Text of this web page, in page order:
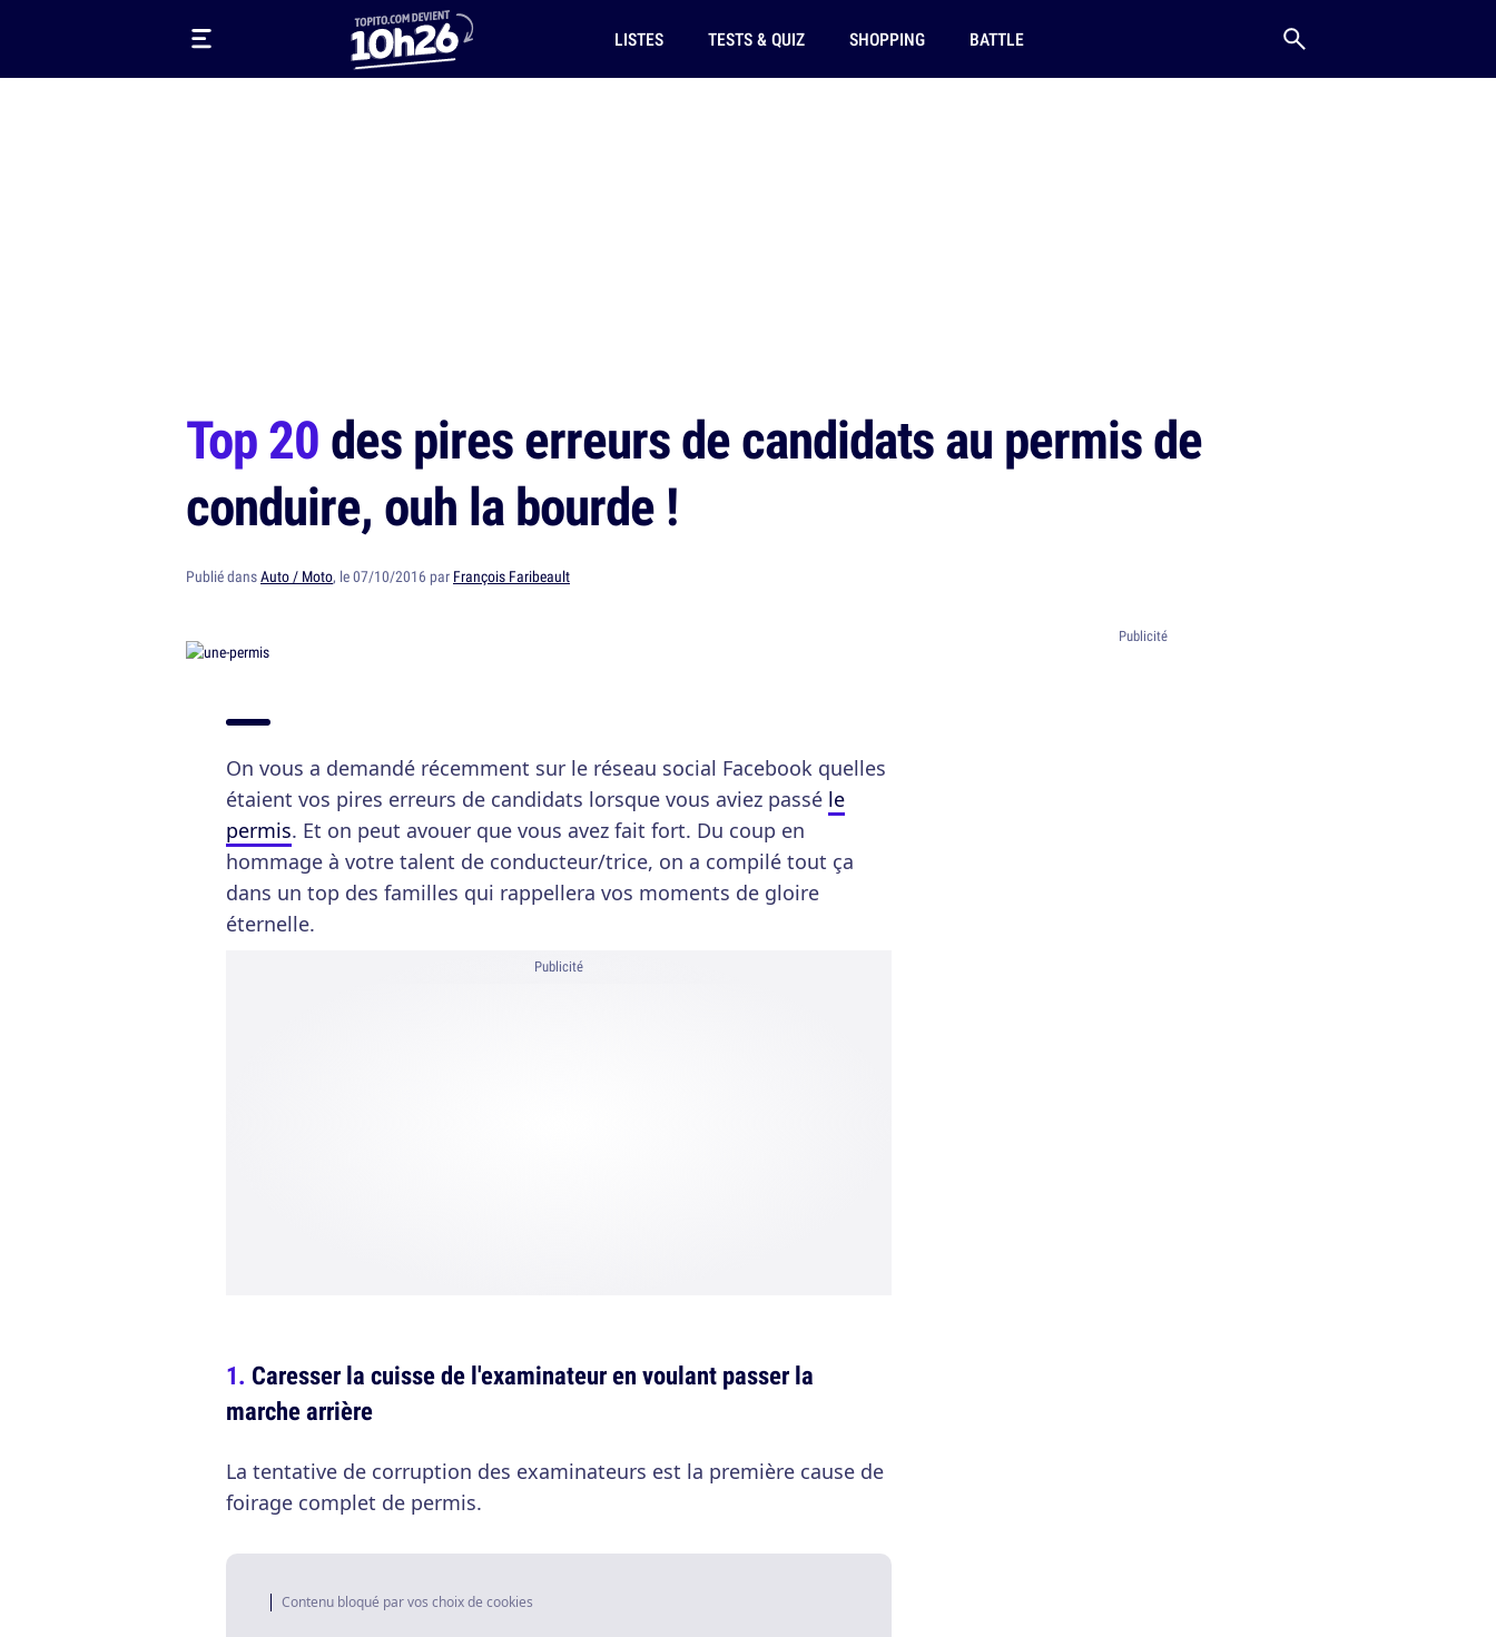
LISTES TESTS & QUIZ SHOPPING BATTLE
Top 20des pires erreurs de candidats au permis de
conduire, ouh la bourde !
Publié dansAuto / Moto, le 07/10/2016 par François Faribeault
On vous a demandé récemment sur le réseau social Facebook quelles
étaient vos pires erreurs de candidats lorsque vous aviez passé le
permis. Et on peut avouer que vous avez fait fort. Du coup en
hommage à votre talent de conducteur/trice, on a compilé tout ça
dans un top des familles qui rappellera vos moments de gloire
éternelle.
Publicité
Caresser la cuisse de l'examinateur en voulant passer la
marche arrière
La tentative de corruption des examinateurs est la première cause de
foirage complet de permis.
Contenu bloqué par vos choix de cookies